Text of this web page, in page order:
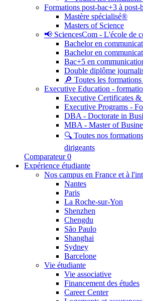
Formations post-bac+3 à post-
Mastère spécialisé®
Masters of Science
📢 SciencesCom - L'école de
Bachelor en
Bachelor en
Bac+5 en
Double diplôme
🔎 Toutes les
Executive Education -
Executive Certificates &
Executive Programs -
DBA - Doctorate in
MBA - Master of
🔍 Toutes nos
dirigeants
Comparateur 0
Expérience étudiante
Nos campus en France et à
Nantes
Paris
La Roche-sur-Yon
Shenzhen
Chengdu
São Paulo
Shanghai
Sydney
Barcelone
Vie étudiante
Vie associative
Financement des études
Career Center